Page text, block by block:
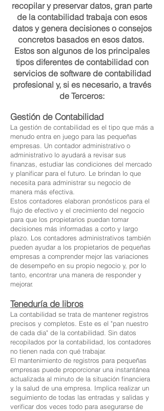
recopilar y preservar datos, gran parte
de la contabilidad trabaja con esos
datos y genera decisiones o consejos
concretos basados en esos datos.
Estos son algunos de los principales
tipos diferentes de contabilidad con
servicios de software de contabilidad
profesional y, si es necesario, a través
de Terceros:
Gestión de Contabilidad
La gestión de contabilidad es el tipo que más a
menudo entra en juego para las pequeñas
empresas. Un contador administrativo o
administrativo lo ayudará a revisar sus
finanzas, estudiar las condiciones del mercado
y planificar para el futuro. Le brindan lo que
necesita para administrar su negocio de
manera más efectiva.
Estos contadores elaboran pronósticos para el
flujo de efectivo y el crecimiento del negocio
para que los propietarios puedan tomar
decisiones más informadas a corto y largo
plazo. Los contadores administrativos también
pueden ayudar a los propietarios de pequeñas
empresas a comprender mejor las variaciones
de desempeño en su propio negocio y, por lo
tanto, encontrar una manera de responder y
mejorar.
Teneduría de libros
La contabilidad se trata de mantener registros
precisos y completos. Este es el "pan nuestro
de cada dia" de la contabilidad. Sin datos
recopilados por la contabilidad, los contadores
no tienen nada con qué trabajar.
El mantenimiento de registros para pequeñas
empresas puede proporcionar una instantánea
actualizada al minuto de la situación financiera
y la salud de una empresa. Implica realizar un
seguimiento de todas las entradas y salidas y
verificar dos veces todo para asegurarse de